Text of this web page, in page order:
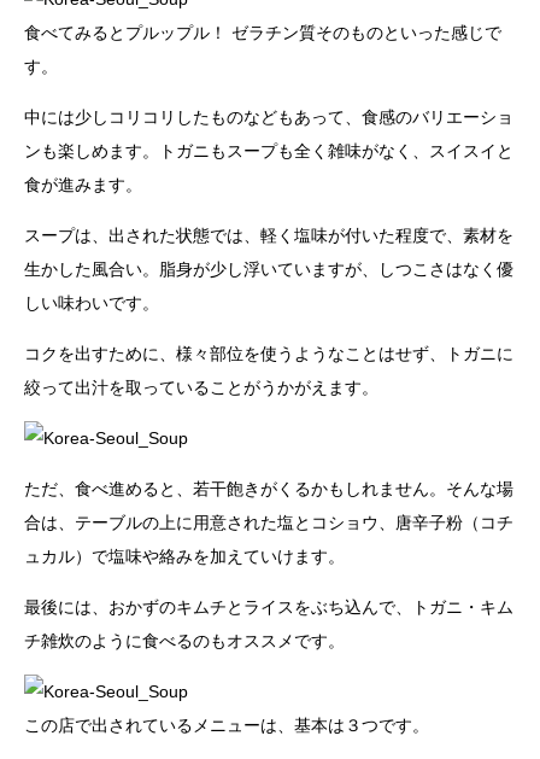
食べてみるとプルップル！ ゼラチン質そのものといった感じで
す。
中には少しコリコリしたものなどもあって、食感のバリエーショ
ンも楽しめます。トガニもスープも全く雑味がなく、スイスイと
食が進みます。
スープは、出された状態では、軽く塩味が付いた程度で、素材を
生かした風合い。脂身が少し浮いていますが、しつこさはなく優
しい味わいです。
コクを出すために、様々部位を使うようなことはせず、トガニに
絞って出汁を取っていることがうかがえます。
ただ、食べ進めると、若干飽きがくるかもしれません。そんな場
合は、テーブルの上に用意された塩とコショウ、唐辛子粉（コチ
ュカル）で塩味や絡みを加えていけます。
最後には、おかずのキムチとライスをぶち込んで、トガニ・キム
チ雑炊のように食べるのもオススメです。
この店で出されているメニューは、基本は３つです。